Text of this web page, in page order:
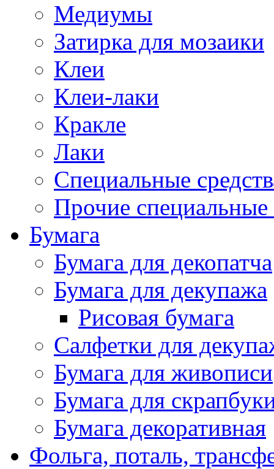
Медиумы
Затирка для мозаики
Клеи
Клеи-лаки
Кракле
Лаки
Специальные
Прочие специальные
Бумага
Бумага для декопатча
Бумага для декупажа
Рисовая бумага
Салфетки для
Бумага для живописи
Бумага для
Бумага декоративная
Фольга, поталь,